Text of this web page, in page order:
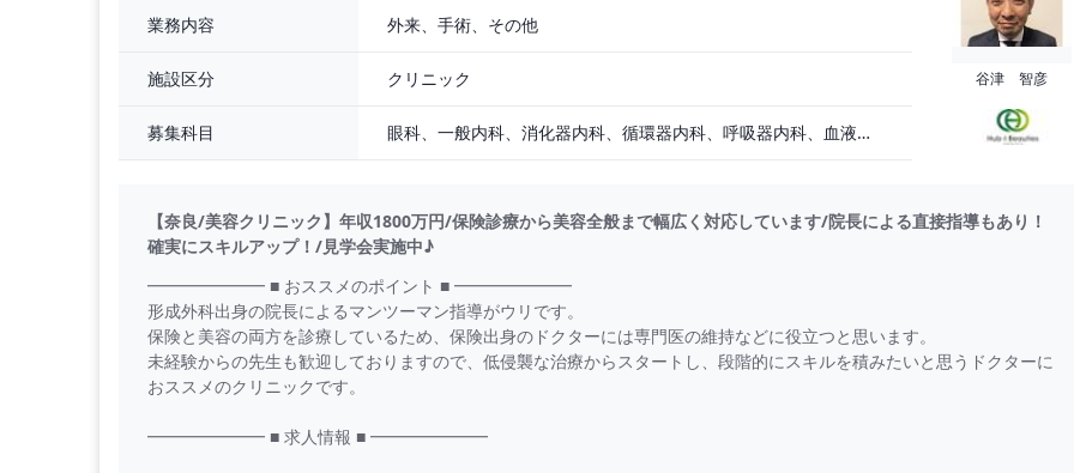
業務内容 外来、手術、その他
施設区分 クリニック
募集科目 眼科、一般内科、消化器内科、循環器内科、呼吸器内科、血液内科、心療内科、脳神経内科、内分泌内科、老人内科、一般外科、消化器外科、心臓外科、呼吸器外科、脳神経外科、整形外科、形成外科、リハビリテーション科、小児科、産婦人科、婦人科、精神科、耳鼻咽喉科、皮膚科、泌尿器科、放射線科、人工透析、麻酔科、美容外科、人間ドック・検診、その他
谷津 智彦
【奈良/美容クリニック】年収1800万円/保険診療から美容全般まで幅広く対応しています/院長による直接指導もあり！
確実にスキルアップ！/見学会実施中♪
━━━━━━━ ■ おススメのポイント ■ ━━━━━━━
形成外科出身の院長によるマンツーマン指導がウリです。
保険と美容の両方を診療しているため、保険出身のドクターには専門医の維持などに役立つと思います。
未経験からの先生も歓迎しておりますので、低侵襲な治療からスタートし、段階的にスキルを積みたいと思うドクターに
おススメのクリニックです。
━━━━━━━ ■ 求人情報 ■ ━━━━━━━